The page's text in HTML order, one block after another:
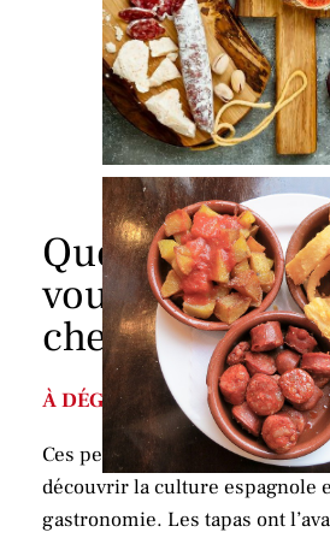
Quelques
vous
chez-nous
À DÉGUSTER CHEZ NOUS
Ces petites portions sont
découvrir la culture espagnole
gastronomie. Les tapas ont